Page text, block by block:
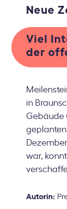
Neue
Viel
der
in
Gebäude
war,
Autorin: